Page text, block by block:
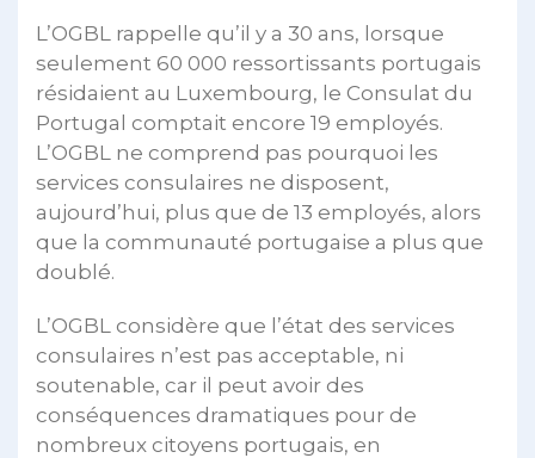
L’OGBL rappelle qu’il y a 30 ans, lorsque
seulement 60 000 ressortissants portugais
résidaient au Luxembourg, le Consulat du
Portugal comptait encore 19 employés.
L’OGBL ne comprend pas pourquoi les
services consulaires ne disposent,
aujourd’hui, plus que de 13 employés, alors
que la communauté portugaise a plus que
doublé.
L’OGBL considère que l’état des services
consulaires n’est pas acceptable, ni
soutenable, car il peut avoir des
conséquences dramatiques pour de
nombreux citoyens portugais, en